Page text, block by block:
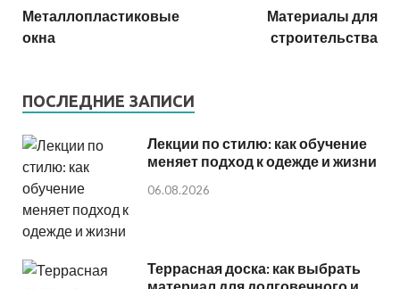
Металлопластиковые
окна
Материалы для
строительства
ПОСЛЕДНИЕ ЗАПИСИ
Лекции по стилю: как обучение
меняет подход к одежде и жизни
06.08.2026
Террасная доска: как выбрать